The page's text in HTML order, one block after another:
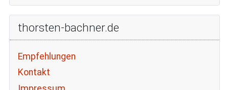
thorsten-bachner.de
Empfehlungen
Kontakt